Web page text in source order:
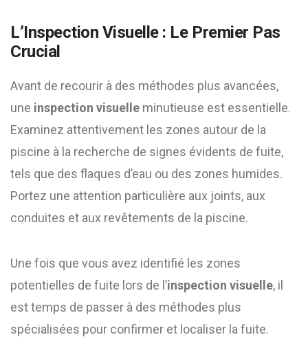
L’Inspection Visuelle : Le Premier Pas
Crucial
Avant de recourir à des méthodes plus avancées,
une inspection visuelle minutieuse est essentielle.
Examinez attentivement les zones autour de la
piscine à la recherche de signes évidents de fuite,
tels que des flaques d’eau ou des zones humides.
Portez une attention particulière aux joints, aux
conduites et aux revêtements de la piscine.
Une fois que vous avez identifié les zones
potentielles de fuite lors de l’inspection visuelle, il
est temps de passer à des méthodes plus
spécialisées pour confirmer et localiser la fuite.